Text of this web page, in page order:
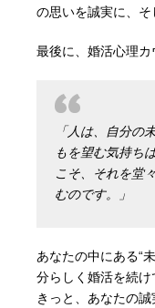
の思いを誠実に、そ
最後に、婚活心理カ
「人は、自分の
もを望む気持ち
こそ、それを堂
むのです。」
あなたの中にある“
分らしく婚活を続け
きっと、あなたの